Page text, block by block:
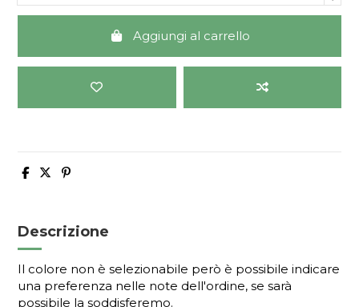
Aggiungi al carrello
Descrizione
Il colore non è selezionabile però è possibile indicare
una preferenza nelle note dell'ordine, se sarà
possibile la soddisferemo.